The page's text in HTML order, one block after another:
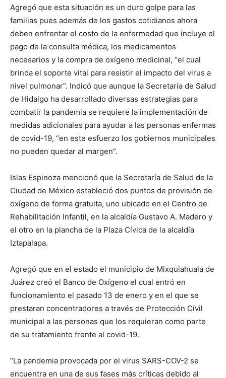
Agregó que esta situación es un duro golpe para las
familias pues además de los gastos cotidianos ahora
deben enfrentar el costo de la enfermedad que incluye el
pago de la consulta médica, los medicamentos
necesarios y la compra de oxígeno medicinal, “el cual
brinda el soporte vital para resistir el impacto del virus a
nivel pulmonar”. Indicó que aunque la Secretaría de Salud
de Hidalgo ha desarrollado diversas estrategias para
combatir la pandemia se requiere la implementación de
medidas adicionales para ayudar a las personas enfermas
de covid-19, “en este esfuerzo los gobiernos municipales
no pueden quedar al margen”.
Islas Espinoza mencionó que la Secretaría de Salud de la
Ciudad de México estableció dos puntos de provisión de
oxígeno de forma gratuita, uno ubicado en el Centro de
Rehabilitación Infantil, en la alcaldía Gustavo A. Madero y
el otro en la plancha de la Plaza Cívica de la alcaldía
Iztapalapa.
Agregó que en el estado el municipio de Mixquiahuala de
Juárez creó el Banco de Oxígeno el cual entró en
funcionamiento el pasado 13 de enero y en el que se
prestaran concentradores a través de Protección Civil
municipal a las personas que los requieran como parte
de su tratamiento frente al covid-19.
“La pandemia provocada por el virus SARS-COV-2 se
encuentra en una de sus fases más críticas debido al